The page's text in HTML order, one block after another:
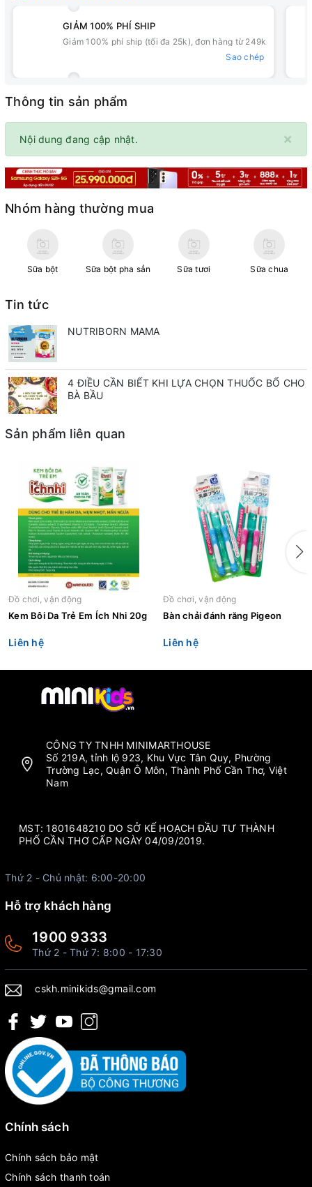
GIẢM 100% PHÍ SHIP
Giảm 100% phí ship (tối đa 25k), đơn hàng từ 249k
Sao chép
Thông tin sản phẩm
×
Nội dung đang cập nhật.
Nhóm hàng thường mua
Sữa bột Sữa bột pha sẳn Sữa tươi Sữa chua
Tin tức
NUTRIBORN MAMA
4 ĐIỀU CẦN BIẾT KHI LỰA CHỌN THUỐC BỔ CHO
BÀ BẦU
Sản phẩm liên quan
Đồ chơi, vận động
Kem Bôi Da Trẻ Em Ích Nhi 20g
Liên hệ
Đồ chơi, vận động
Bàn chải đánh răng Pigeon
Liên hệ
CÔNG TY TNHH MINIMARTHOUSE
Số 219A, tỉnh lộ 923, Khu Vực Tân Quy, Phường
Trường Lạc, Quận Ô Môn, Thành Phố Cần Thơ, Việt
Nam
MST: 1801648210 DO SỞ KẾ HOẠCH ĐẦU TƯ THÀNH
PHỐ CẦN THƠ CẤP NGÀY 04/09/2019.
Thứ 2 - Chủ nhật: 6:00-20:00
Hỗ trợ khách hàng
1900 9333
Thứ 2 - Thứ 7: 8:00 - 17:30
cskh.minikids@gmail.com
Chính sách
Chính sách bảo mật
Chính sách thanh toán